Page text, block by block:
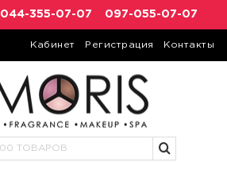
044-355-07-07 097-055-07-07
Кабинет Регистрация Контакты